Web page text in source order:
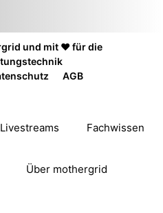
und mit ❤️ für die
AGB
Livestreams Fachwissen
Über mothergrid